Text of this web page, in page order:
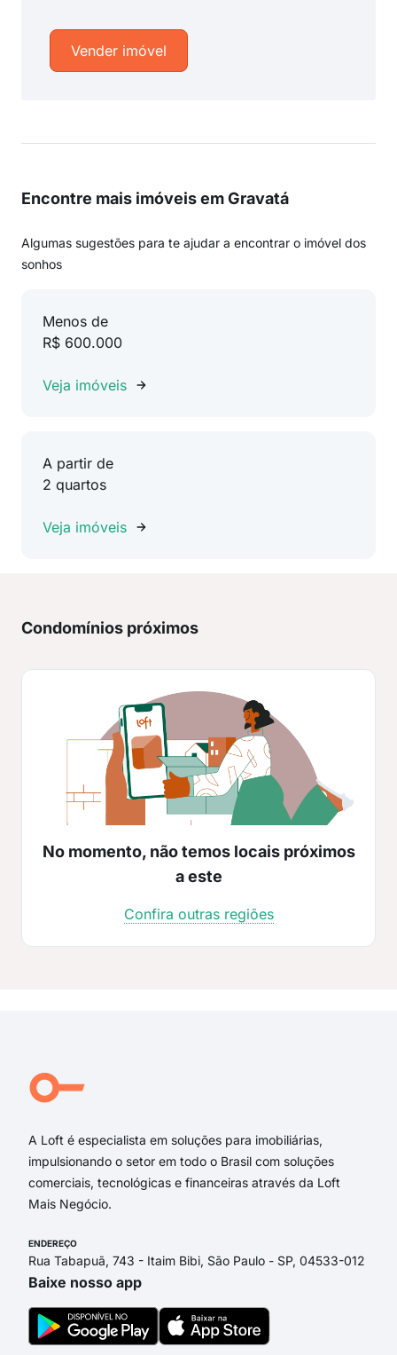
Vender imóvel
Encontre mais imóveis em Gravatá
Algumas sugestões para te ajudar a encontrar o imóvel dos
sonhos
Menos de
R$ 600.000
Veja imóveis
A partir de
2 quartos
Veja imóveis
Condomínios próximos
No momento, não temos locais próximos
a este
Confira outras regiões
A Loft é especialista em soluções para imobiliárias,
impulsionando o setor em todo o Brasil com soluções
comerciais, tecnológicas e financeiras através da Loft
Mais Negócio.
ENDEREÇO
Rua Tabapuã, 743 - Itaim Bibi, São Paulo - SP, 04533-012
Baixe nosso app